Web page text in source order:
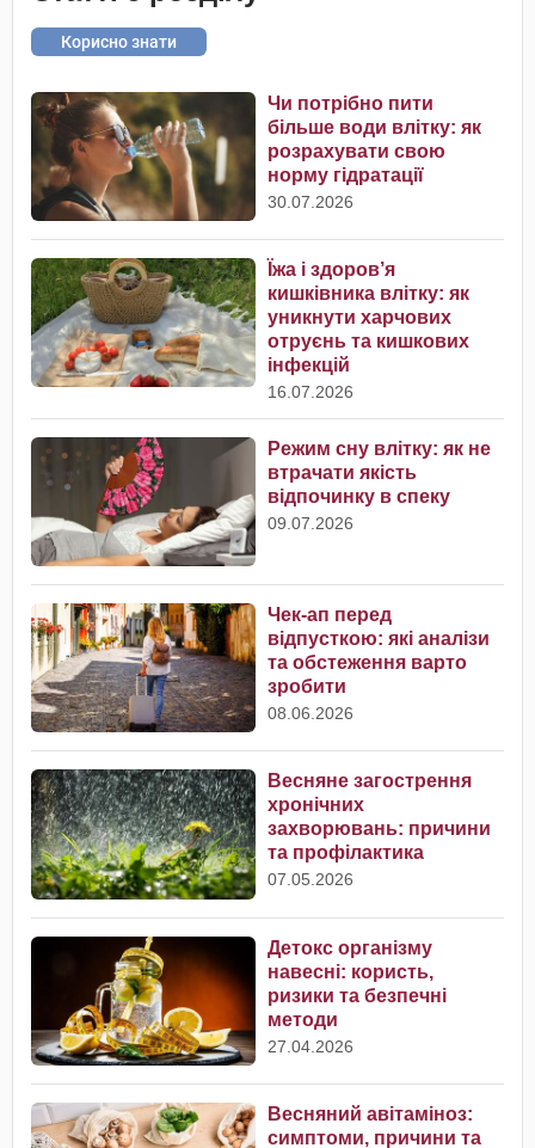
Корисно знати
Чи потрібно пити
більше води влітку: як
розрахувати свою
норму гідратації
30.07.2026
Їжа і здоров’я
кишківника влітку: як
уникнути харчових
отруєнь та кишкових
інфекцій
16.07.2026
Режим сну влітку: як не
втрачати якість
відпочинку в спеку
09.07.2026
Чек-ап перед
відпусткою: які аналізи
та обстеження варто
зробити
08.06.2026
Весняне загострення
хронічних
захворювань: причини
та профілактика
07.05.2026
Детокс організму
навесні: користь,
ризики та безпечні
методи
27.04.2026
Весняний авітаміноз:
симптоми, причини та